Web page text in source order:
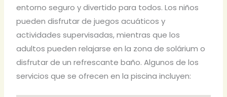
entorno seguro y divertido para todos. Los niños
pueden disfrutar de juegos acuáticos y
actividades supervisadas, mientras que los
adultos pueden relajarse en la zona de solárium o
disfrutar de un refrescante baño. Algunos de los
servicios que se ofrecen en la piscina incluyen: